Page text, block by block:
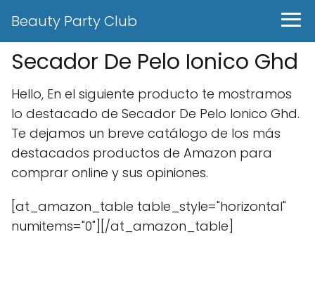
Beauty Party Club
Secador De Pelo Ionico Ghd
Hello, En el siguiente producto te mostramos
lo destacado de Secador De Pelo Ionico Ghd.
Te dejamos un breve catálogo de los más
destacados productos de Amazon para
comprar online y sus opiniones.
[at_amazon_table table_style="horizontal"
numitems="0"][/at_amazon_table]